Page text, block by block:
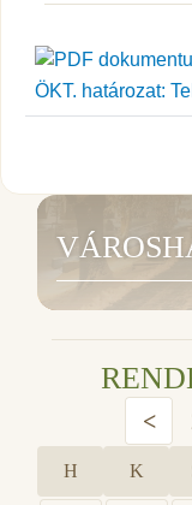
ÖKT. határozat:
<
H K